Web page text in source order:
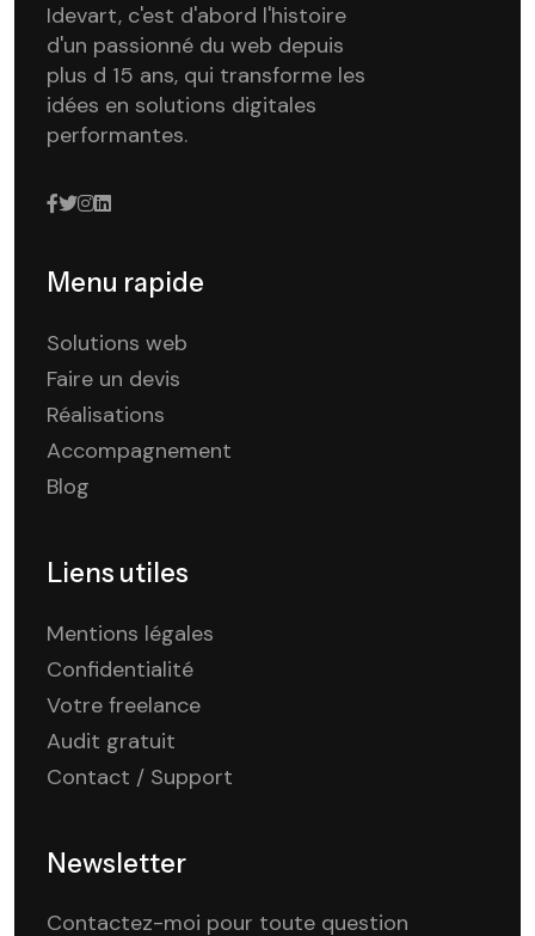
Idevart, c'est d'abord l'histoire
d'un passionné du web depuis
plus d 15 ans, qui transforme les
idées en solutions digitales
performantes.
Menu rapide
Solutions web
Faire un devis
Réalisations
Accompagnement
Blog
Liens utiles
Mentions légales
Confidentialité
Votre freelance
Audit gratuit
Contact / Support
Newsletter
Contactez-moi pour toute question